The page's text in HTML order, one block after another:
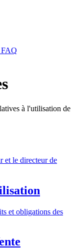
FAQ
à l'utilisation de
et le directeur de
et obligations des